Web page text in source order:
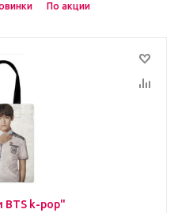
По акции
k-pop"